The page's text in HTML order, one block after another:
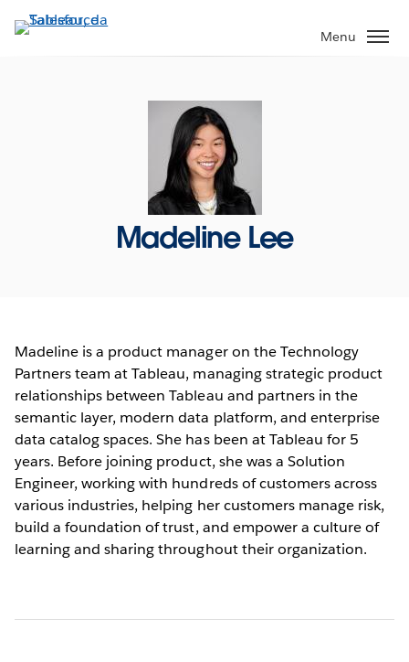
Pular
para
Menu
Madeline Lee
Madeline is a product manager on the Technology
Partners team at Tableau, managing strategic product
relationships between Tableau and partners in the
semantic layer, modern data platform, and enterprise
data catalog spaces. She has been at Tableau for 5
years. Before joining product, she was a Solution
Engineer, working with hundreds of customers across
various industries, helping her customers manage risk,
build a foundation of trust, and empower a culture of
learning and sharing throughout their organization.